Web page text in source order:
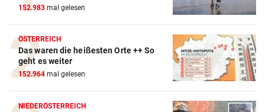
152.983 mal gelesen
ÖSTERREICH
Das waren die heißesten Orte ++ So
geht es weiter
152.964 mal gelesen
NIEDERÖSTERREICH